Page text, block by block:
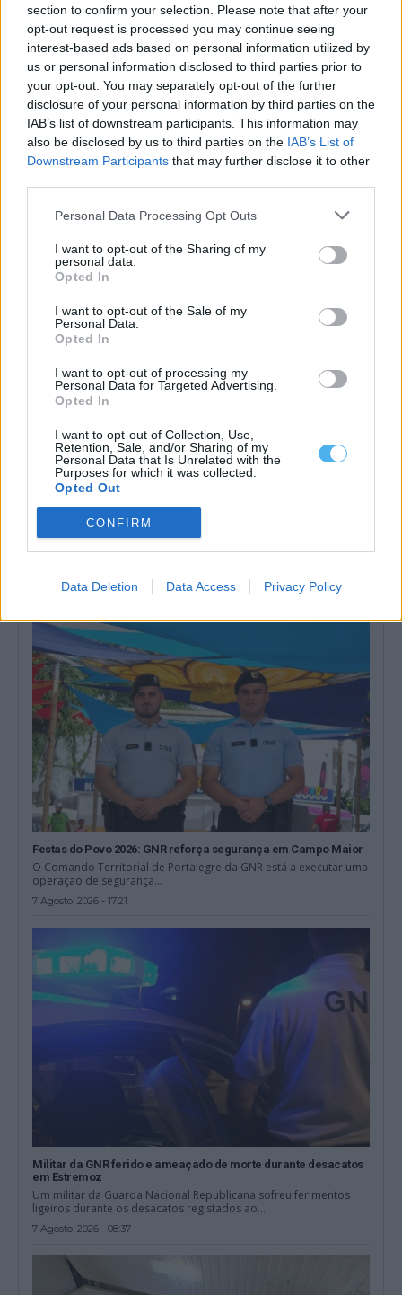
section to confirm your selection. Please note that after your
opt-out request is processed you may continue seeing
interest-based ads based on personal information utilized by
us or personal information disclosed to third parties prior to
your opt-out. You may separately opt-out of the further
disclosure of your personal information by third parties on the
IAB’s list of downstream participants. This information may
also be disclosed by us to third parties on the IAB’s List of
Downstream Participants that may further disclose it to other
Personal Data Processing Opt Outs
I want to opt-out of the Sharing of my
personal data.
Opted In
I want to opt-out of the Sale of my
Personal Data.
Opted In
I want to opt-out of processing my
Personal Data for Targeted Advertising.
Opted In
I want to opt-out of Collection, Use,
Retention, Sale, and/or Sharing of my
Personal Data that Is Unrelated with the
Purposes for which it was collected.
Opted Out
CONFIRM
Data Deletion Data Access Privacy Policy
A Autoridade de Segurança Alimentar e Económica (ASAE)
8 Agosto, 2026 - 00:31
Tribunal coloca em liberdade indivíduo que agrediu e ameaçou
de morte militar da GNR em Estremoz
O Tribunal de Instrução Criminal de Évora decretou a medida de
7 Agosto, 2026 - 18:17
Festas do Povo 2026: GNR reforça segurança em Campo Maior
O Comando Territorial de Portalegre da GNR está a executar uma
operação de segurança...
7 Agosto, 2026 - 17:21
Militar da GNR ferido e ameaçado de morte durante desacatos
em Estremoz
Um militar da Guarda Nacional Republicana sofreu ferimentos
ligeiros durante os desacatos registados ao...
7 Agosto, 2026 - 08:37